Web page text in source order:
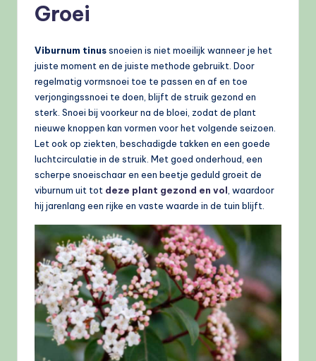
Groei
Viburnum tinussnoeien is niet moeilijk wanneer je het
juiste moment en de juiste methode gebruikt. Door
regelmatig vormsnoei toe te passen en af en toe
verjongingssnoei te doen, blijft de struik gezond en
sterk. Snoei bij voorkeur na de bloei, zodat de plant
nieuwe knoppen kan vormen voor het volgende seizoen.
Let ook op ziekten, beschadigde takken en een goede
luchtcirculatie in de struik. Met goed onderhoud, een
scherpe snoeischaar en een beetje geduld groeit de
viburnum uit tot deze plant gezond en vol , waardoor
hij jarenlang een rijke en vaste waarde in de tuin blijft.